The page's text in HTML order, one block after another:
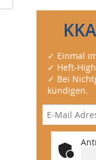
✓ Einmal
✓ Heft-
✓ Bei
kündigen.